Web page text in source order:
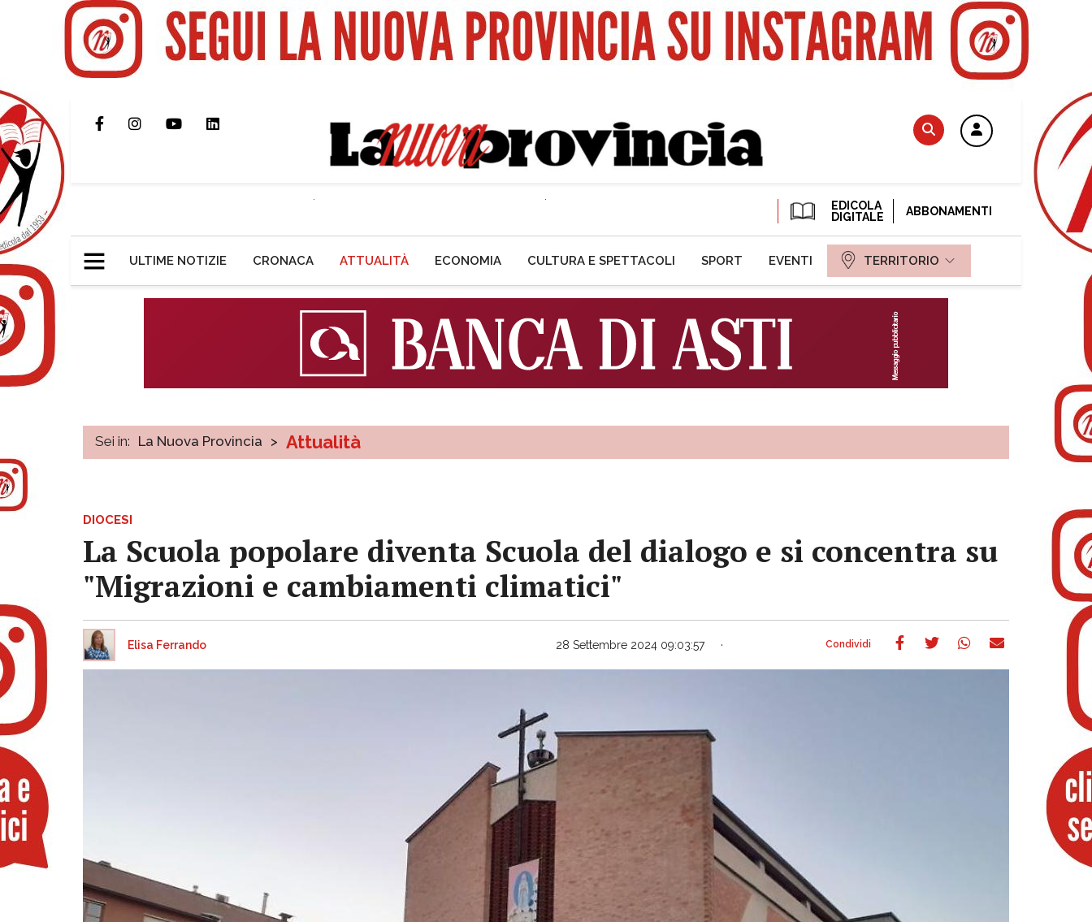
EDICOLA
DIGITALE
ABBONAMENTI
ULTIME NOTIZIE CRONACA ATTUALITÀ ECONOMIA CULTURA E SPETTACOLI SPORT EVENTI TERRITORIO
Sei in: La Nuova Provincia > Attualità
DIOCESI
La Scuola popolare diventa Scuola del dialogo e si concentra su
"Migrazioni e cambiamenti climatici"
Elisa Ferrando 28 Settembre 2024 09:03:57